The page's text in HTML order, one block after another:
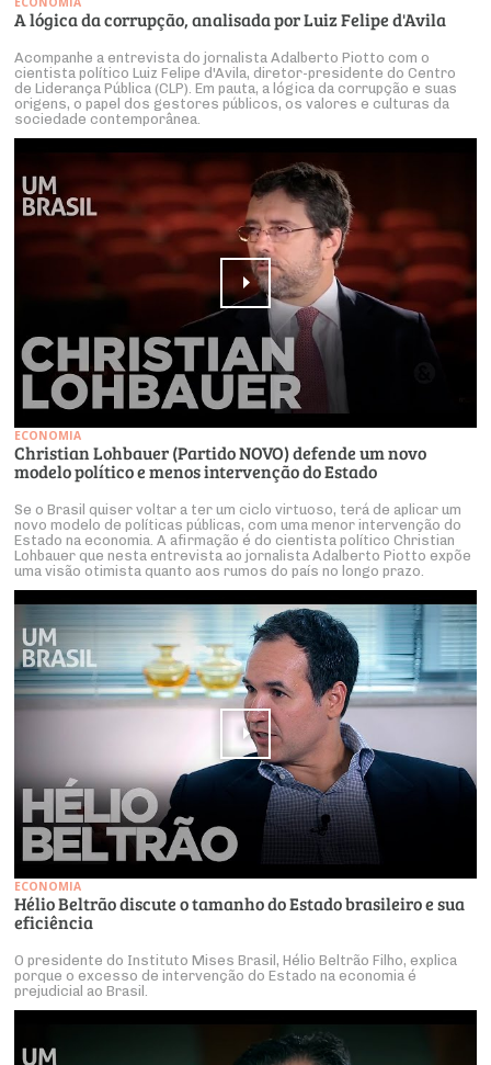
A lógica da corrupção, analisada por Luiz Felipe d'Avila
Acompanhe a entrevista do jornalista Adalberto Piotto com o
cientista político Luiz Felipe d'Avila, diretor-presidente do Centro
de Liderança Pública (CLP). Em pauta, a lógica da corrupção e suas
origens, o papel dos gestores públicos, os valores e culturas da
sociedade contemporânea.
ECONOMIA
Christian Lohbauer (Partido NOVO) defende um novo
modelo político e menos intervenção do Estado
Se o Brasil quiser voltar a ter um ciclo virtuoso, terá de aplicar um
novo modelo de políticas públicas, com uma menor intervenção do
Estado na economia. A afirmação é do cientista político Christian
Lohbauer que nesta entrevista ao jornalista Adalberto Piotto expõe
uma visão otimista quanto aos rumos do país no longo prazo.
ECONOMIA
Hélio Beltrão discute o tamanho do Estado brasileiro e sua
eficiência
O presidente do Instituto Mises Brasil, Hélio Beltrão Filho, explica
porque o excesso de intervenção do Estado na economia é
prejudicial ao Brasil.